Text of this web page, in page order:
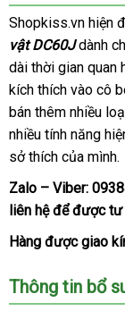
Shopkiss.vn hiện
vật DC60Jdành
dài thời gian quan
kích thích vào cô
bán thêm nhiều
nhiều tính năng
sở thích qua
app
của mình.
Zalo – Viber:
liên hệđấu
giá
đểtốt
nhất
được tư
Hàng ở
tốt
được giao
Thông tin bổ